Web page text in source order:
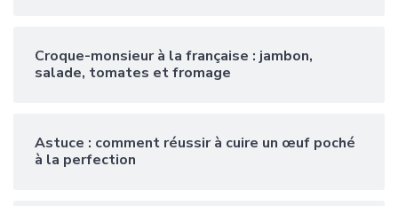
Croque-monsieur à la française : jambon,
salade, tomates et fromage
Astuce : comment réussir à cuire un œuf poché
à la perfection